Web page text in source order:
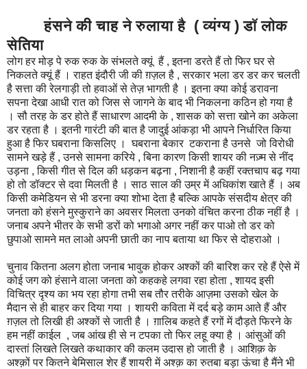
हंसने की चाह ने रुलाया है ( व्यंग्य ) डॉ लोक
सेतिया
लोग हर मोड़ पे रुक रुक के संभलते क्यूं हैं , इतना डरते हैं तो फिर घर से
निकलते क्यूं हैं । राहत इंदौरी जी की ग़ज़ल है , सरकार भला डर डर कर चलती
है सत्ता की रेलगाड़ी तो हवाओं से तेज़ भागती है । इतना क्या कोई डरावना
सपना देखा आधी रात को जिस से जागने के बाद भी निकलना कठिन हो गया है
। सौ तरह के डर होते हैं साधारण आदमी के , शासक को सत्ता खोने का अकेला
डर रहता है । इतनी गारंटी की बात है जादुई आंकड़ा भी आपने निर्धारित किया
हुआ है फिर घबराना किसलिए । घबराना बेकार टकराना है उनसे जो विरोधी
सामने खड़े हैं , उनसे सामना करिये , बिना कारण किसी शायर की नज़्म से नींद
उड़ना , किसी गीत से दिल की धड़कन बढ़ना , निशानी है कहीं रक्तचाप बढ़ गया
हो तो डॉक्टर से दवा मिलती है । साठ साल की उम्र में अधिकांश खाते हैं । अब
किसी कमेडियन से भी डरना क्या शोभा देता है बल्कि आपके संसदीय क्षेत्र की
जनता को हंसने मुस्कुराने का अवसर मिलता उनको वंचित करना ठीक नहीं है ।
जनाब अपने भीतर के सभी डरों को भगाओ अगर नहीं कर पाओ तो डर को
छुपाओ सामने मत लाओ अपनी छाती का नाप बताया था फिर से दोहराओ ।
चुनाव कितना अलग होता जनाब भावुक होकर अश्कों की बारिश कर रहे हैं ऐसे में
कोई जग को हंसाने वाला जनता को कहकहे लगवा रहा होता , शायद इसी
विचित्र दृश्य का भय रहा होगा तभी सब तौर तरीके आज़मा उसको खेल के
मैदान से ही बाहर कर दिया गया । शायरी कविता में दर्द बड़े काम आते हैं और
ग़ज़ल तो लिखी ही अश्कों से जाती है । ग़ालिब कहते हैं रगों में दौड़ते फिरने के
हम नहीं काईल , जब आंख ही से न टपका तो फिर लहू क्या है । आंसुओं की
दास्तां लिखते लिखते कथाकार की कलम उदास हो जाती है । आशिक़ के
अश्क़ों पर कितने बेमिसाल शेर हैं शायरी में अश्क़ का रुतबा बड़ा ऊंचा है मैंने भी